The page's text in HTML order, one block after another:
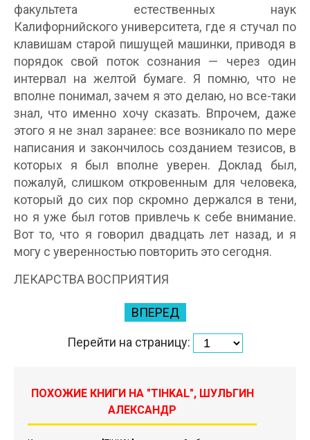
факультета естественных наук
Калифорнийского университета, где я стучал по
клавишам старой пишущей машинки, приводя в
порядок свой поток сознания — через один
интервал на желтой бумаге. Я помню, что не
вполне понимал, зачем я это делаю, но все-таки
знал, что именно хочу сказать. Впрочем, даже
этого я не знал заранее: все возникало по мере
написания и закончилось созданием тезисов, в
которых я был вполне уверен. Доклад был,
пожалуй, слишком откровенным для человека,
который до сих пор скромно держался в тени,
но я уже был готов привлечь к себе внимание.
Вот то, что я говорил двадцать лет назад, и я
могу с уверенностью повторить это сегодня.
ЛЕКАРСТВА ВОСПРИЯТИЯ
ВПЕРЕД
Перейти на страницу:
ПОХОЖИЕ КНИГИ НА "TIHKAL", ШУЛЬГИН
АЛЕКСАНДР